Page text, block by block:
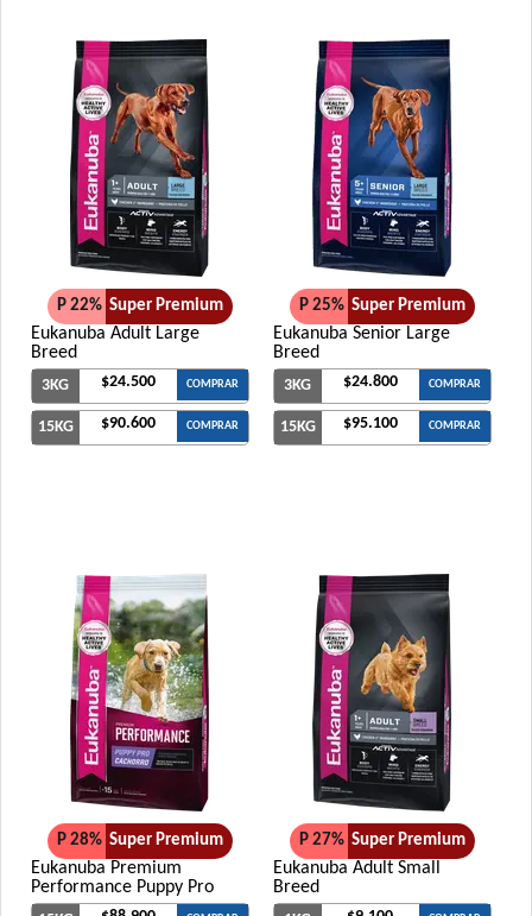
P 22% Super Premium
Eukanuba Adult Large
Breed
3KG $24.500 COMPRAR
15KG $90.600 COMPRAR
P 25% Super Premium
Eukanuba Senior Large
Breed
3KG $24.800 COMPRAR
15KG $95.100 COMPRAR
P 28% Super Premium
Eukanuba Premium
Performance Puppy Pro
P 27% Super Premium
Eukanuba Adult Small
Breed